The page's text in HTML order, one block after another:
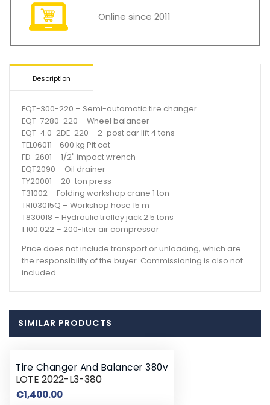
Online since 2011
Description
EQT-300-220 – Semi-automatic tire changer
EQT-7280-220 – Wheel balancer
EQT-4.0-2DE-220 – 2-post car lift 4 tons
TEL06011 - 600 kg Pit cat
FD-2601 – 1/2" impact wrench
EQT2090 – Oil drainer
TY20001 – 20-ton press
T31002 – Folding workshop crane 1 ton
TRI03015Q – Workshop hose 15 m
T830018 – Hydraulic trolley jack 2.5 tons
1.100.022 – 200-liter air compressor
Price does not include transport or unloading, which are
the responsibility of the buyer. Commissioning is also not
included.
SIMILAR PRODUCTS
Tire Changer And Balancer 380v
LOTE 2022-L3-380
€1,400.00Price